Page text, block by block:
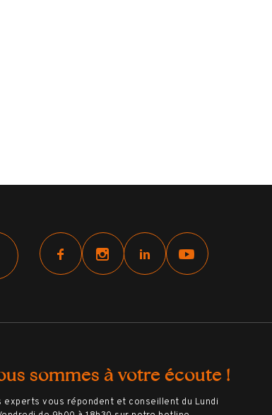
sommes à votre écoute !
experts vous répondent et conseillent du Lundi